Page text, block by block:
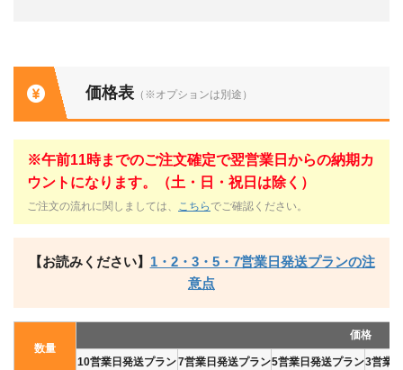
価格表 （※オプションは別途）
※午前11時までのご注文確定で翌営業日からの納期カ
ウントになります。（土・日・祝日は除く）
ご注文の流れに関しましては、 こちら でご確認ください。
【お読みください】 1・2・3・5・7営業日発送プランの注
意点
数量
価格
10営業日発送プラン7営業日発送プラン5営業日発送プラン3営業